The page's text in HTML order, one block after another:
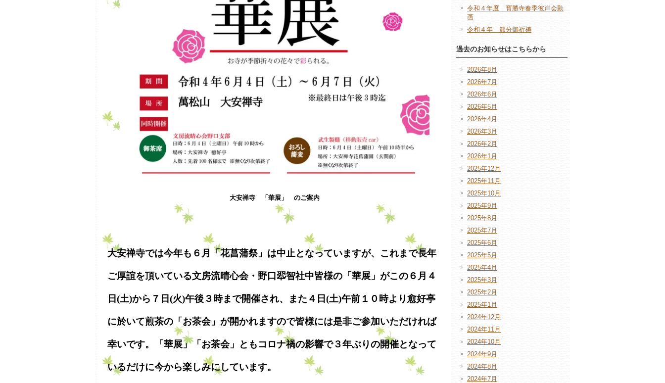
大安禅寺 「華展」 のご案内
大安禅寺では今年も６月「花菖蒲祭」は中止となっていますが、これまで長年
ご厚誼を頂いている文房流晴心会・野口翆智社中皆様の「華展」がこの６月４
日(土)から７日(火)午後３時まで開催され、また４日(土)午前１０時より愈好亭
に於いて煎茶の「お茶会」が開かれますので皆様には是非ご参加いただければ
幸いです。「華展」「お茶会」ともコロナ禍の影響で３年ぶりの開催となって
いるだけに今から楽しみにしています。
令和４年度 寳勝寺春季彼岸会動
画
令和４年 節分御祈祷
過去のお知らせはこちらから
2026年8月
2026年7月
2026年6月
2026年5月
2026年4月
2026年3月
2026年2月
2026年1月
2025年12月
2025年11月
2025年10月
2025年9月
2025年8月
2025年7月
2025年6月
2025年5月
2025年4月
2025年3月
2025年2月
2025年1月
2024年12月
2024年11月
2024年10月
2024年9月
2024年8月
2024年7月